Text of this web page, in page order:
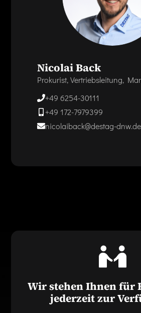
Nicolai Back
Prokurist, Vertriebsleitung,
+49 6254-30111
+49 172-7979399
nicolaiback@destag-dnw.de
Wir stehen Ihnen für
jederzeit zur